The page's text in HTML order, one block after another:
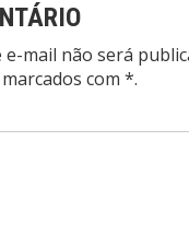
e-mail não será
com *.